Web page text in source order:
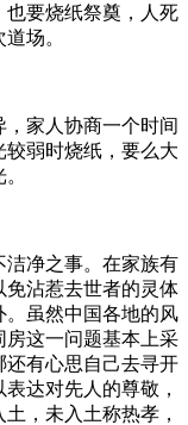
也要烧纸祭奠，人死
场。
家人协商一个时间
弱时烧纸，要么大
洁净之事。在家族有
免沾惹去世者的灵体
。虽然中国各地的风
房这一问题基本上采
还有心思自己去寻开
达对先人的尊敬，
，未入土称热孝，